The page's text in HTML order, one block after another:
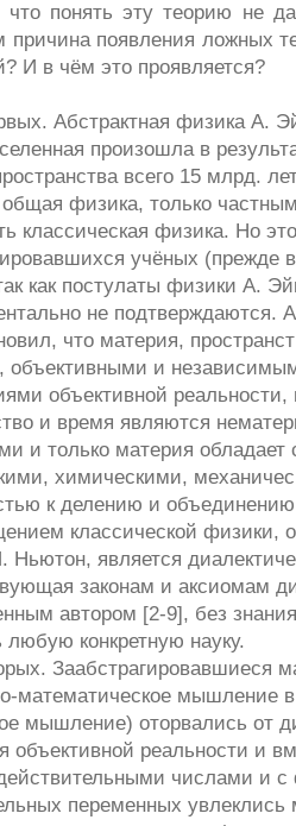
что понять эту теорию не
причина появления ложных
И в чём это проявляется?
Абстрактная физика А.
произошла в
всего 15 млрд.
общая физика, только
классическая физика. Но
учёных (прежде
как постулаты физики А.
не подтверждаются.
что материя,
объективными и
объективной реальности,
и время являются
и только материя обладает
химическими,
к делению и
классической физики,
Ньютон, является
законам и аксиомам
автором [2-9], без
любую конкретную науку.
Заабстрагировавшиеся
математическое мышление
мышление) оторвались от
объективной реальности и
числами и
переменных